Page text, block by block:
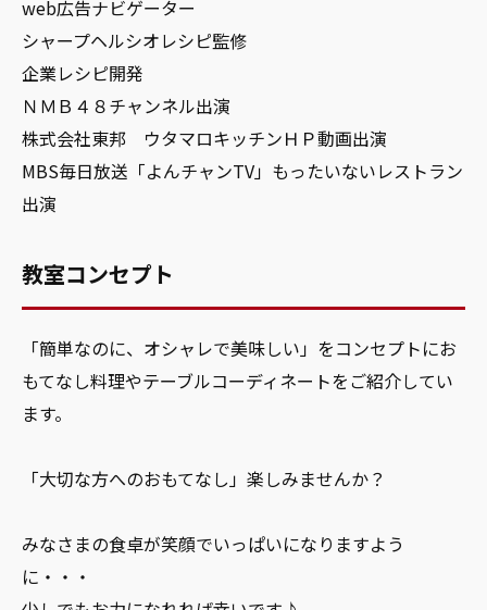
web広告ナビゲーター
シャープヘルシオレシピ監修
企業レシピ開発
ＮＭＢ４８チャンネル出演
株式会社東邦 ウタマロキッチンＨＰ動画出演
MBS毎日放送「よんチャンTV」もったいないレストラン
出演
教室コンセプト
「簡単なのに、オシャレで美味しい」をコンセプトにお
もてなし料理やテーブルコーディネートをご紹介してい
ます。
「大切な方へのおもてなし」楽しみませんか？
みなさまの食卓が笑顔でいっぱいになりますよう
に・・・